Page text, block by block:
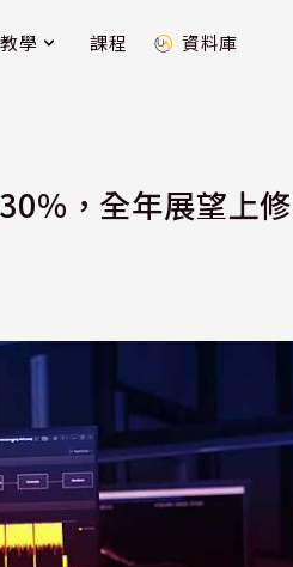
教學 課程 資料庫
，全年展望上